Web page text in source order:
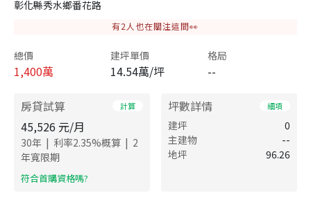
彰化縣秀水鄉番花路
有2 人也在關注這間👀
總價
1,400萬
建坪單價
14.54萬/坪
格局
--
房貸試算 計算
45,526 元/月
30年 | 利率2.35%概算 | 2
年寬限期
​符合首購資格嗎?
坪數詳情 細項
建坪
0
主建物
--
地坪
96.26